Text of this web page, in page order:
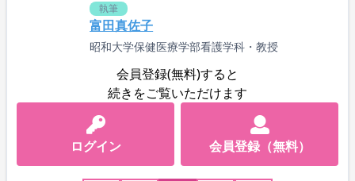
執筆
富田真佐子
昭和大学保健医療学部看護学科・教授
会員登録(無料)すると
続きをご覧いただけます
ログイン 会員登録（無料）